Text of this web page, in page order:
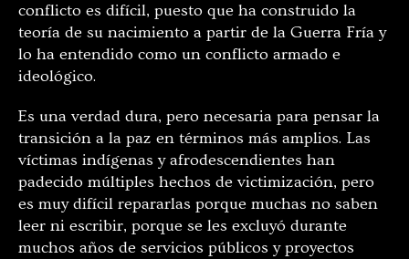
conflicto es difícil, puesto que ha construido la
teoría de su nacimiento a partir de la Guerra Fría y
lo ha entendido como un conflicto armado e
ideológico.
Es una verdad dura, pero necesaria para pensar la
transición a la paz en términos más amplios. Las
víctimas indígenas y afrodescendientes han
padecido múltiples hechos de victimización, pero
es muy difícil repararlas porque muchas no saben
leer ni escribir, porque se les excluyó durante
muchos años de servicios públicos y proyectos